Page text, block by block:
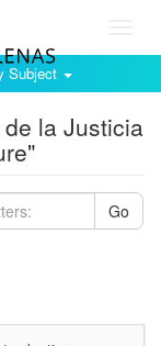
Subject
la Justicia
Go